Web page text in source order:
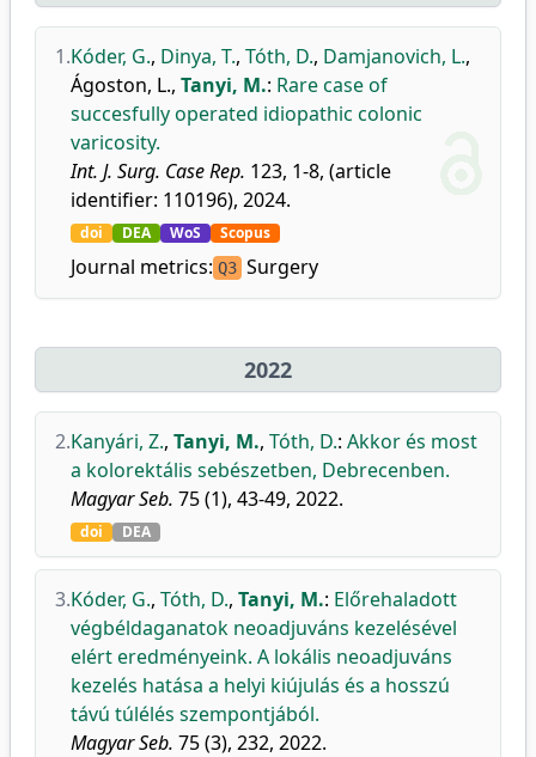
1.Kóder, G., Dinya, T., Tóth, D., Damjanovich, L.,
Ágoston, L., Tanyi, M.: Rare case of
succesfully operated idiopathic colonic
varicosity.
Int. J. Surg. Case Rep. 123, 1-8, (article
identifier: 110196), 2024.
doi DEA WoS Scopus
Journal metrics: Q3 Surgery
2022
2.Kanyári, Z., Tanyi, M., Tóth, D.: Akkor és most
a kolorektális sebészetben, Debrecenben.
Magyar Seb. 75 (1), 43-49, 2022.
doi DEA
3.Kóder, G., Tóth, D., Tanyi, M.: Előrehaladott
végbéldaganatok neoadjuváns kezelésével
elért eredményeink. A lokális neoadjuváns
kezelés hatása a helyi kiújulás és a hosszú
távú túlélés szempontjából.
Magyar Seb. 75 (3), 232, 2022.